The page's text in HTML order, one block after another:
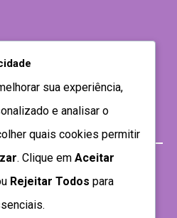
sua experiência,
e analisar o
quais cookies permitir
. Clique em Aceitar
Rejeitar Todos para